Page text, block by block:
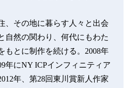
、その地に暮らす人々と出会
自然の関わり、何代にもわた
もとに制作を続ける。2008年
年にNY ICPインフィニティア
年、第28回東川賞新人作家